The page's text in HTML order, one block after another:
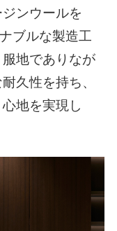
ンウールを
ブルな製造工
地でありなが
久性を持ち、
地を実現し